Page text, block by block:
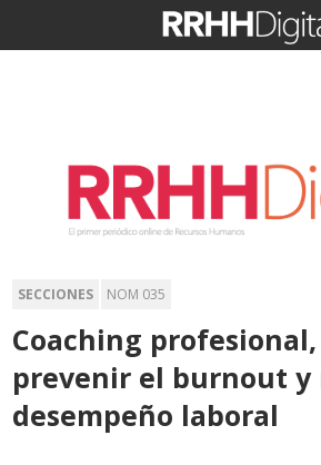
SECCIONES NOM 035
Coaching
prevenir el burnout y
desempeño laboral